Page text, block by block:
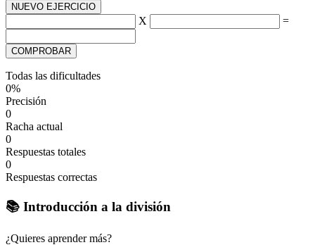
NUEVO EJERCICIO
X =
COMPROBAR
Todas las dificultades
0%
Precisión
0
Racha actual
0
Respuestas totales
0
Respuestas correctas
📚 Introducción a la división
¿Quieres aprender más?